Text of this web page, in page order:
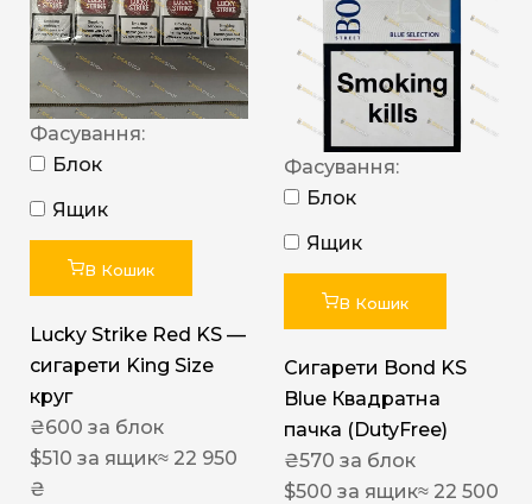
Фасування:
Блок
Ящик
В Кошик
Lucky Strike Red KS —
сигарети King Size
круг
₴600 за блок
$510 за ящик≈ 22 950
₴
Фасування:
Блок
Ящик
В Кошик
Сигарети Bond KS
Blue Квадратна
пачка (DutyFree)
₴570 за блок
$500 за ящик≈ 22 500